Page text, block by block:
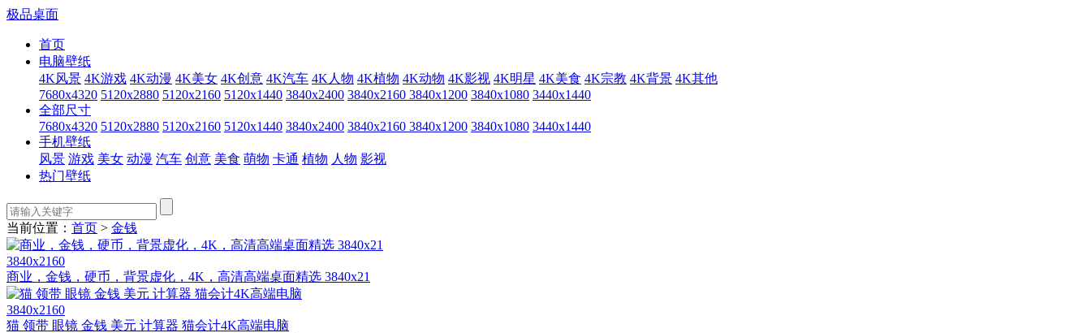
极品桌面
首页
电脑壁纸
4K风景 4K游戏 4K动漫 4K美女 4K创意 4K汽车 4K人物 4K植物 4K动物 4K影视 4K明星 4K美食 4K宗教 4K背景 4K其他
7680x4320 5120x2880 5120x2160 5120x1440 3840x2400 3840x2160 3840x1200 3840x1080 3440x1440
全部尺寸
7680x4320 5120x2880 5120x2160 5120x1440 3840x2400 3840x2160 3840x1200 3840x1080 3440x1440
手机壁纸
风景 游戏 美女 动漫 汽车 创意 美食 萌物 卡通 植物 人物 影视
热门壁纸
当前位置： 首页 > 金钱
3840x2160
商业，金钱，硬币，背景虚化，4K，高清高端桌面精选 3840x21
3840x2160
猫 领带 眼镜 金钱 美元 计算器 猫会计4K高端电脑